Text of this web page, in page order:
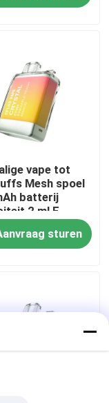
vape tot
Mesh spoel
batterij
2 ml E-
Ananas
Mango sturen